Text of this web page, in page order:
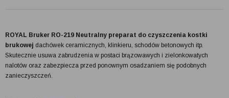
ROYAL Bruker RO-219 Neutralny preparat do czyszczenia kostki
brukowej dachówek ceramicznych, klinkieru, schodów betonowych itp.
Skutecznie usuwa zabrudzenia w postaci brązowawych i zielonkowatych
nalotów oraz zabezpiecza przed ponownym osadzaniem się podobnych
zanieczyszczeń.